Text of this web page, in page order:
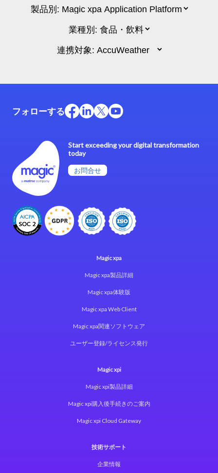
Start exceeding your digital transformation
today
お問合せ
フォローする
Magic xpa
Magic xpa製品詳細
Magic xpa体験版
Magic xpa Web Client
Magic xpa関連ソフトウェア
ユーザー登録/ライセンス発行
Magic xpi
Magic xpi製品詳細
Magic xpi購入後手続きのご案内
Magic xpi Cloud Gateway
技術サポート
企業情報